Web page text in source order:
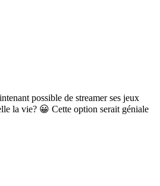
possible de streamer ses jeux
la vie? 😀 Cette option serait géniale